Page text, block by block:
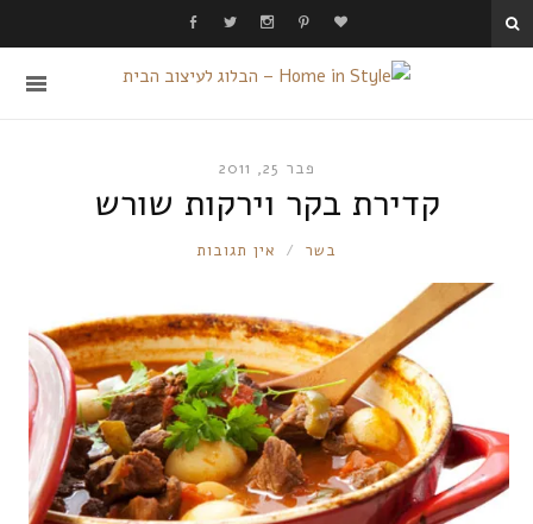
פבר 25, 2011
קדירת בקר וירקות שורש
RONNIE
בשר אין תגובות